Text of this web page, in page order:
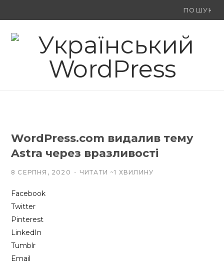
Ви
F
o
X
(
t
Y
o
e
WordPress.com видалив тему
Astra через вразливості
8 СЕРПНЯ, 2020 ЧИТАТИ ~1 ХВИЛИНУ
Facebook
Twitter
Pinterest
LinkedIn
Tumblr
Email